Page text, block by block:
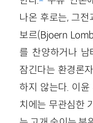
나온 후로는, 그
보르(Bjoern
를 찬양하거나 남
잠긴다는 환경론
하지 않는다. 이
치에는 무관심한